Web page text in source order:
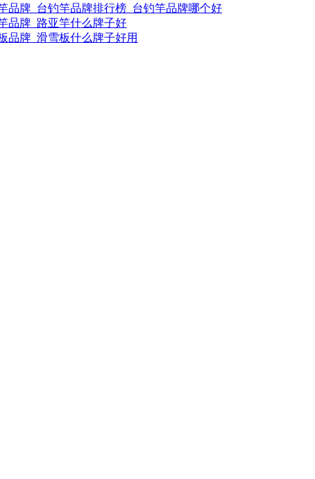
品牌_台钓竿品牌排行榜_台钓竿品牌哪个好
品牌_路亚竿什么牌子好
品牌_滑雪板什么牌子好用